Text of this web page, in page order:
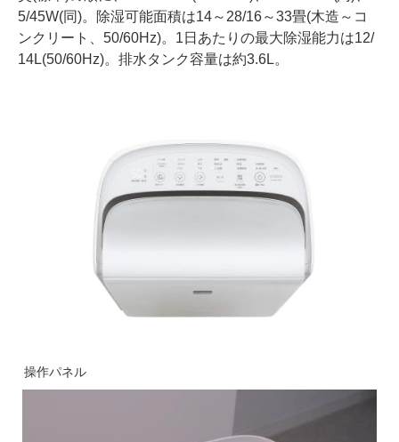
5/45W(同)。除湿可能面積は14～28/16～33畳(木造～コ
ンクリート、50/60Hz)。1日あたりの最大除湿能力は12/
14L(50/60Hz)。排水タンク容量は約3.6L。
操作パネル